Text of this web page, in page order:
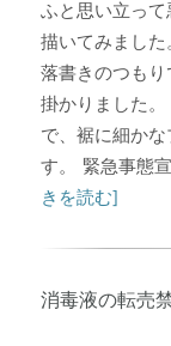
ふと思い立っ
描いてみまし
落書きのつも
掛かりました
で、裾に細か
す。 緊急事態
きを読む]
消毒液の転売